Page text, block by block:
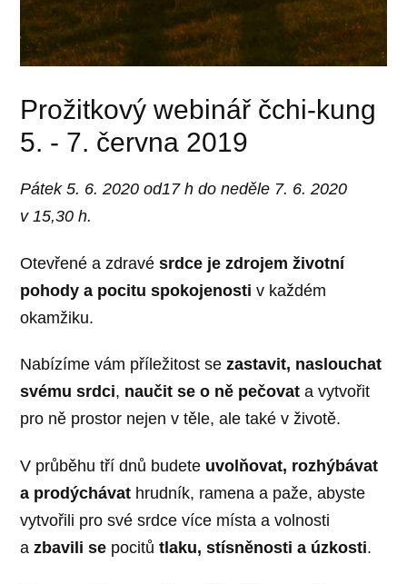
Prožitkový webinář čchi-kung
5. - 7. června 2019
Pátek 5. 6. 2020 od17 h do neděle 7. 6. 2020
v 15,30 h.
Otevřené a zdravésrdce je zdrojem životní
pohody a pocitu spokojenosti v každém
okamžiku.
Nabízíme vám příležitost sezastavit, naslouchat
svému srdci, naučit se o ně pečovata vytvořit
pro ně prostor nejen v těle, ale také v životě.
V průběhu tří dnů budete uvolňovat, rozhýbávat
a prodýchávat hrudník, ramena a paže, abyste
vytvořili pro své srdce více místa a volnosti
azbavili se pocitů tlaku, stísněnosti a úzkosti.